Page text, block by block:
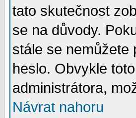
tato skutečnost
se na důvody.
stále se nemůžete
heslo. Obvykle
administrátora,
Návrat nahoru